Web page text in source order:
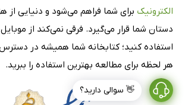
👋 سوالی دارید؟
الکترونیک برای شما فراهم می‌شود و دنیایی از
دستان شما قرار می‌گیرد. فرقی نمی‌کند از
استفاده کنید؛ کتابخانه شما همیشه در دسترس
هر لحظه برای مطالعه بهترین استفاده را ببرید.